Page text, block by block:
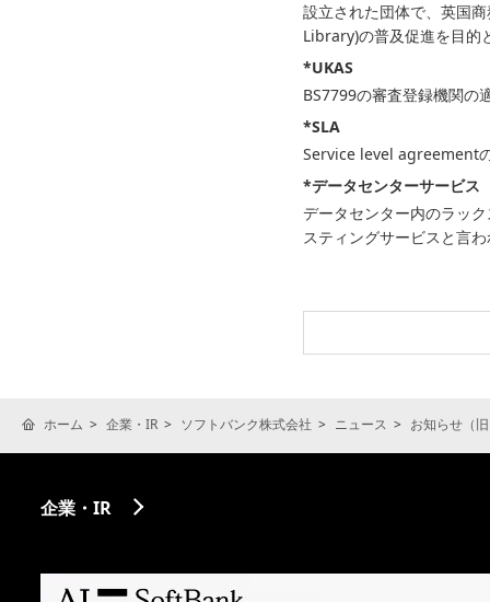
設立された団体で、英国
Library)の普及促進を目的
*UKAS
BS7799の審査登録機関の
*SLA
Service level agreement
*データセンターサービス
データセンター内のラッ
スティングサービスと言
ホーム 企業・IR ソフトバンク株式会社 ニュース お知らせ（
企業・IR